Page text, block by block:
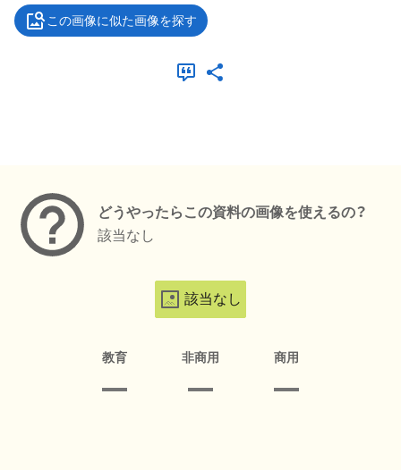
この画像に似た画像を探す
どうやったらこの資料の画像を使えるの？
該当なし
該当なし
教育 非商用 商用